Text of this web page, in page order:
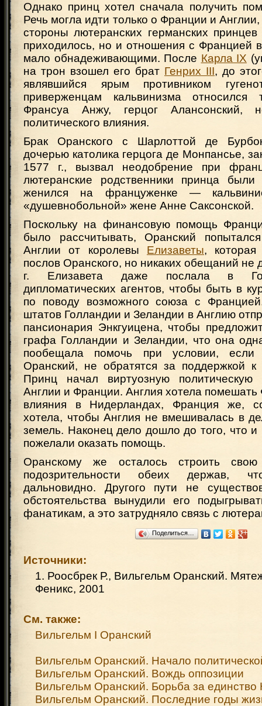
Однако принц хотел сначала получить
Речь могла идти только о Франции и
стороны лютеранских германских
приходилось, но и отношения с Францией
мало обнадеживающими. После Карла IX
на трон взошел его брат Генрих III, до
являвшийся ярым противником
приверженцам кальвинизма относился
Франсуа Анжу, герцог
политического влияния.
Брак Оранского с Шарлоттой де
дочерью католика герцога де Монпансье,
1577 г., вызвал неодобрение при
лютеранские родственники принца
женился на француженке —
«душевнобольной» жене Анне Саксонской.
Поскольку на финансовую помощь
было рассчитывать, Оранский
Англии от королевы Елизаветы, которая
послов Оранского, но никаких обещаний не
г. Елизавета даже послала в
дипломатических агентов, чтобы быть в
по поводу возможного союза с
штатов Голландии и Зеландии в Англию
пансионария Энкгуицена, чтобы
графа Голландии и Зеландии, что она
пообещала помочь при условии,
Оранский, не обратятся за поддержкой к
Принц начал виртуозную политическую
Англии и Франции. Англия хотела помешать
влияния в Нидерландах, Франция же,
хотела, чтобы Англия не вмешивалась в
земель. Наконец дело дошло до того, что
пожелали оказать помощь.
Оранскому же осталось строить
подозрительности обеих держав,
дальновидно. Другого пути не
обстоятельства вынудили его
фанатикам, а это затрудняло связь с
Поделиться…
Источники:
1. Роосбрек Р., Вильгельм Оранский.
Феникс, 2001
См. также:
Вильгельм I Оранский
Вильгельм Оранский. Начало
Вильгельм Оранский. Вождь оппозиции
Вильгельм Оранский. Борьба за
Вильгельм Оранский. Последние годы